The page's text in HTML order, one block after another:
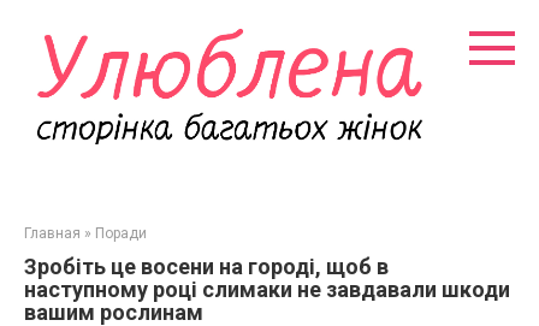
контенту
Главная » Поради
Зробіть це восени на городі, щоб в
наступному році слимаки не завдавали шкоди
вашим рослинам